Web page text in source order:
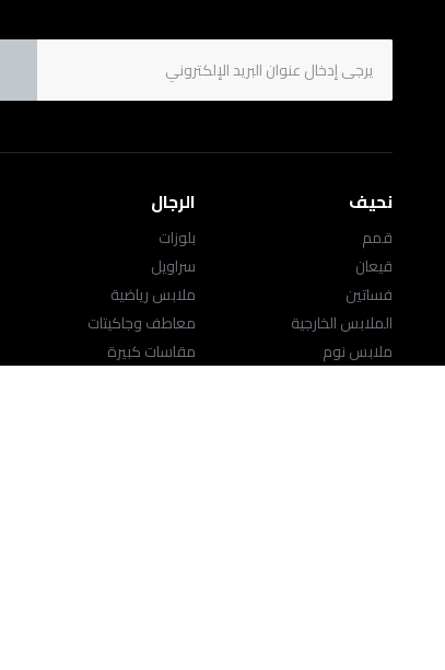
نحيف
قمم
قيعان
فساتين
الملابس الخارجية
ملابس نوم
الرجال
بلوزات
سراويل
ملابس رياضية
معاطف وجاكيتات
مقاسات كبيرة